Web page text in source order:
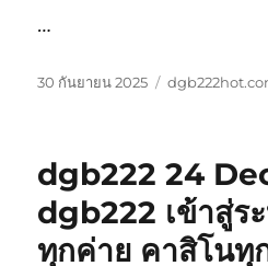
…
เขียน
30 กันยายน 2025
หมวด
dgb222 24
dgb222 เข้าสู่ร
ทุกค่าย คาสิโนทุ